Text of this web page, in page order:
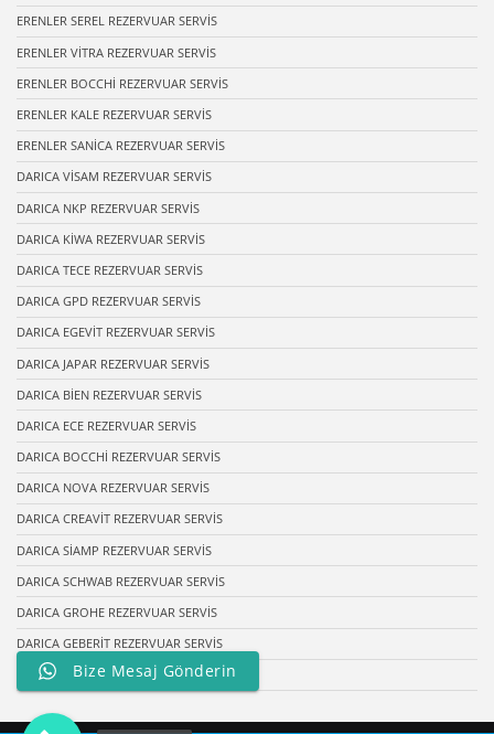
ERENLER SEREL REZERVUAR SERVİS
ERENLER VİTRA REZERVUAR SERVİS
ERENLER BOCCHİ REZERVUAR SERVİS
ERENLER KALE REZERVUAR SERVİS
ERENLER SANİCA REZERVUAR SERVİS
DARICA VİSAM REZERVUAR SERVİS
DARICA NKP REZERVUAR SERVİS
DARICA KİWA REZERVUAR SERVİS
DARICA TECE REZERVUAR SERVİS
DARICA GPD REZERVUAR SERVİS
DARICA EGEVİT REZERVUAR SERVİS
DARICA JAPAR REZERVUAR SERVİS
DARICA BİEN REZERVUAR SERVİS
DARICA ECE REZERVUAR SERVİS
DARICA BOCCHİ REZERVUAR SERVİS
DARICA NOVA REZERVUAR SERVİS
DARICA CREAVİT REZERVUAR SERVİS
DARICA SİAMP REZERVUAR SERVİS
DARICA SCHWAB REZERVUAR SERVİS
DARICA GROHE REZERVUAR SERVİS
DARICA GEBERİT REZERVUAR SERVİS
DARICA SEREL REZERVUAR SERVİS
Bize Mesaj Gönderin